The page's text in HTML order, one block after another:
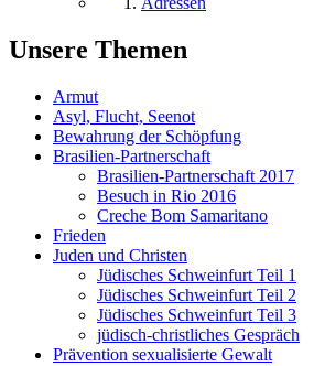
Unsere Themen
Armut
Asyl, Flucht, Seenot
Bewahrung der Schöpfung
Brasilien-Partnerschaft
Brasilien-Partnerschaft 2017
Besuch in Rio 2016
Creche Bom Samaritano
Frieden
Juden und Christen
Jüdisches Schweinfurt Teil 1
Jüdisches Schweinfurt Teil 2
Jüdisches Schweinfurt Teil 3
jüdisch-christliches Gespräch
Prävention sexualisierte Gewalt